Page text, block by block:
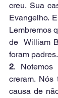
creu. Sua
Evangelho.
Lembremos
de  William
foram padres.
2. Notemos
creram. Nós
causa de